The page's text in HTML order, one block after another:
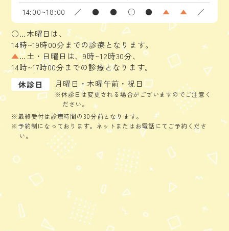
14:00~18:00
／ ● ● ○ ● ▲ ▲ ／
○…木曜日は、
14時~19時00分までの診療となります。
▲…土・日曜日は、9時~12時30分、
14時~17時00分までの診療となります。
休診日
月曜日・木曜午前・祝日
※休診日は変更される場合がございますのでご注意く
ださい。
※最終受付は診療時間の30分前となります。
※予約制になっております。ネットまたはお電話にてご予約くださ
い。